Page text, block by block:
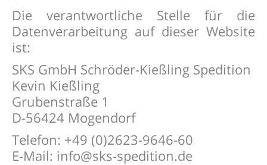
Die verantwortliche Stelle für die
Datenverarbeitung auf dieser Website
ist:
SKS GmbH Schröder-Kießling Spedition
Kevin Kießling
Grubenstraße 1
D-56424 Mogendorf
Telefon: +49 (0)2623-9646-60
E-Mail: info@sks-spedition.de